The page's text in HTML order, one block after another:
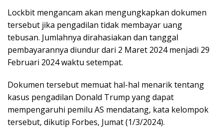
Lockbit mengancam akan mengungkapkan dokumen
tersebut jika pengadilan tidak membayar uang
tebusan. Jumlahnya dirahasiakan dan tanggal
pembayarannya diundur dari 2 Maret 2024 menjadi 29
Februari 2024 waktu setempat.
Dokumen tersebut memuat hal-hal menarik tentang
kasus pengadilan Donald Trump yang dapat
mempengaruhi pemilu AS mendatang, kata kelompok
tersebut, dikutip Forbes, Jumat (1/3/2024).